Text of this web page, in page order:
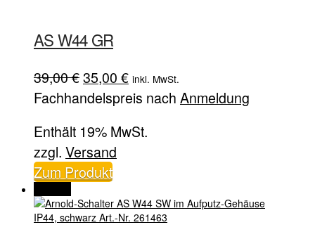
AS W44 GR
39,00€Ursprünglicher
Preis
39,00 €
35,00 €Aktueller
Preis
35,00 €.
inkl. MwSt.
Fachhandelspreis nach Anmeldung
Enthält 19% MwSt.
zzgl. Versand
Zum Produkt